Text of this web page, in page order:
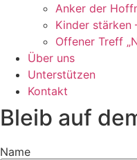
Anker der
Kinder stärken
Offener Treff
Über uns
Unterstützen
Kontakt
Bleib auf
Name